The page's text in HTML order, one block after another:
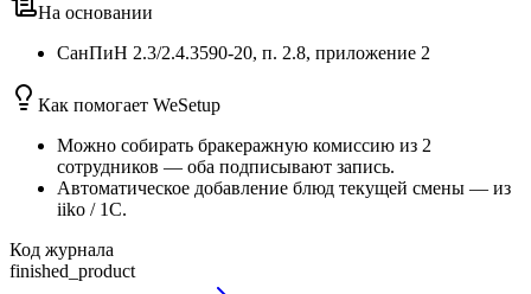
На основании
СанПиН 2.3/2.4.3590-20, п. 2.8, приложение 2
Как помогает WeSetup
Можно собирать бракеражную комиссию из 2
сотрудников — оба подписывают запись.
Автоматическое добавление блюд текущей смены — из
iiko / 1С.
Код журнала
finished_product